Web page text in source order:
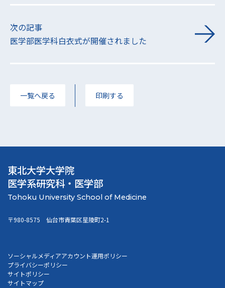
次の記事
医学部医学科白衣式が開催されました
一覧へ戻る 印刷する
東北大学大学院
医学系研究科・医学部
〒980-8575 仙台市青葉区星陵町2-1
ソーシャルメディアアカウント運用ポリシー
プライバシーポリシー
サイトポリシー
サイトマップ